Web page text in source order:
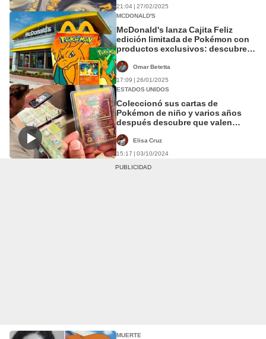
21:04 | 27/02/2025
MCDONALD'S
McDonald's lanza Cajita Feliz
edición limitada de Pokémon con
productos exclusivos: descubre
EE. UU.Omar Betetta
17:09 | 26/01/2025
ESTADOS UNIDOS
Coleccionó sus cartas de
Pokémon de niño y varios años
después descubre que valen
Elisa Cruz
15:17 | 03/10/2024
MUERTE